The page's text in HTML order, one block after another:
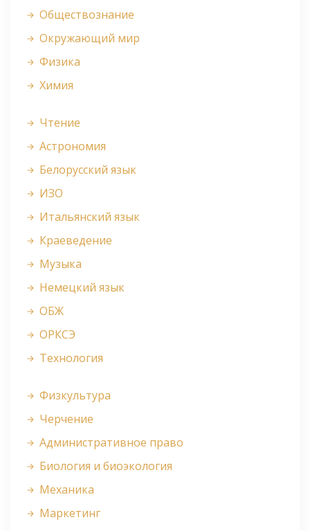
Обществознание
Окружающий мир
Физика
Химия
Чтение
Астрономия
Белорусский язык
ИЗО
Итальянский язык
Краеведение
Музыка
Немецкий язык
ОБЖ
ОРКСЭ
Технология
Физкультура
Черчение
Административное право
Биология и биоэкология
Механика
Маркетинг